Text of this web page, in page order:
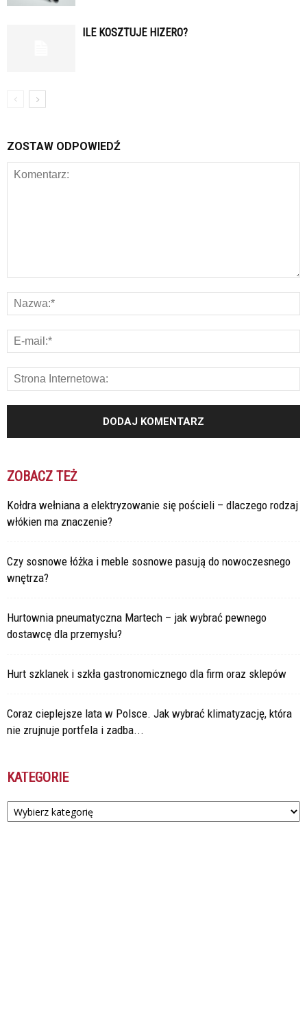
ILE KOSZTUJE HIZERO?
ZOSTAW ODPOWIEDŹ
ZOBACZ TEŻ
Kołdra wełniana a elektryzowanie się pościeli – dlaczego rodzaj
włókien ma znaczenie?
Czy sosnowe łóżka i meble sosnowe pasują do nowoczesnego
wnętrza?
Hurtownia pneumatyczna Martech – jak wybrać pewnego
dostawcę dla przemysłu?
Hurt szklanek i szkła gastronomicznego dla firm oraz sklepów
Coraz cieplejsze lata w Polsce. Jak wybrać klimatyzację, która
nie zrujnuje portfela i zadba...
KATEGORIE
Kategorie